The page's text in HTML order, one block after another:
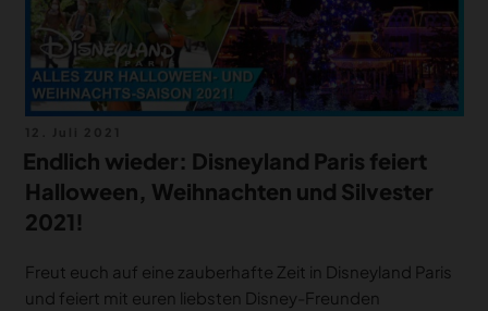
am
Endlich wieder: Disneyland Paris feiert
Halloween, Weihnachten und Silvester
2021!
Freut euch auf eine zauberhafte Zeit in Disneyland Paris
und feiert mit euren liebsten Disney-Freunden